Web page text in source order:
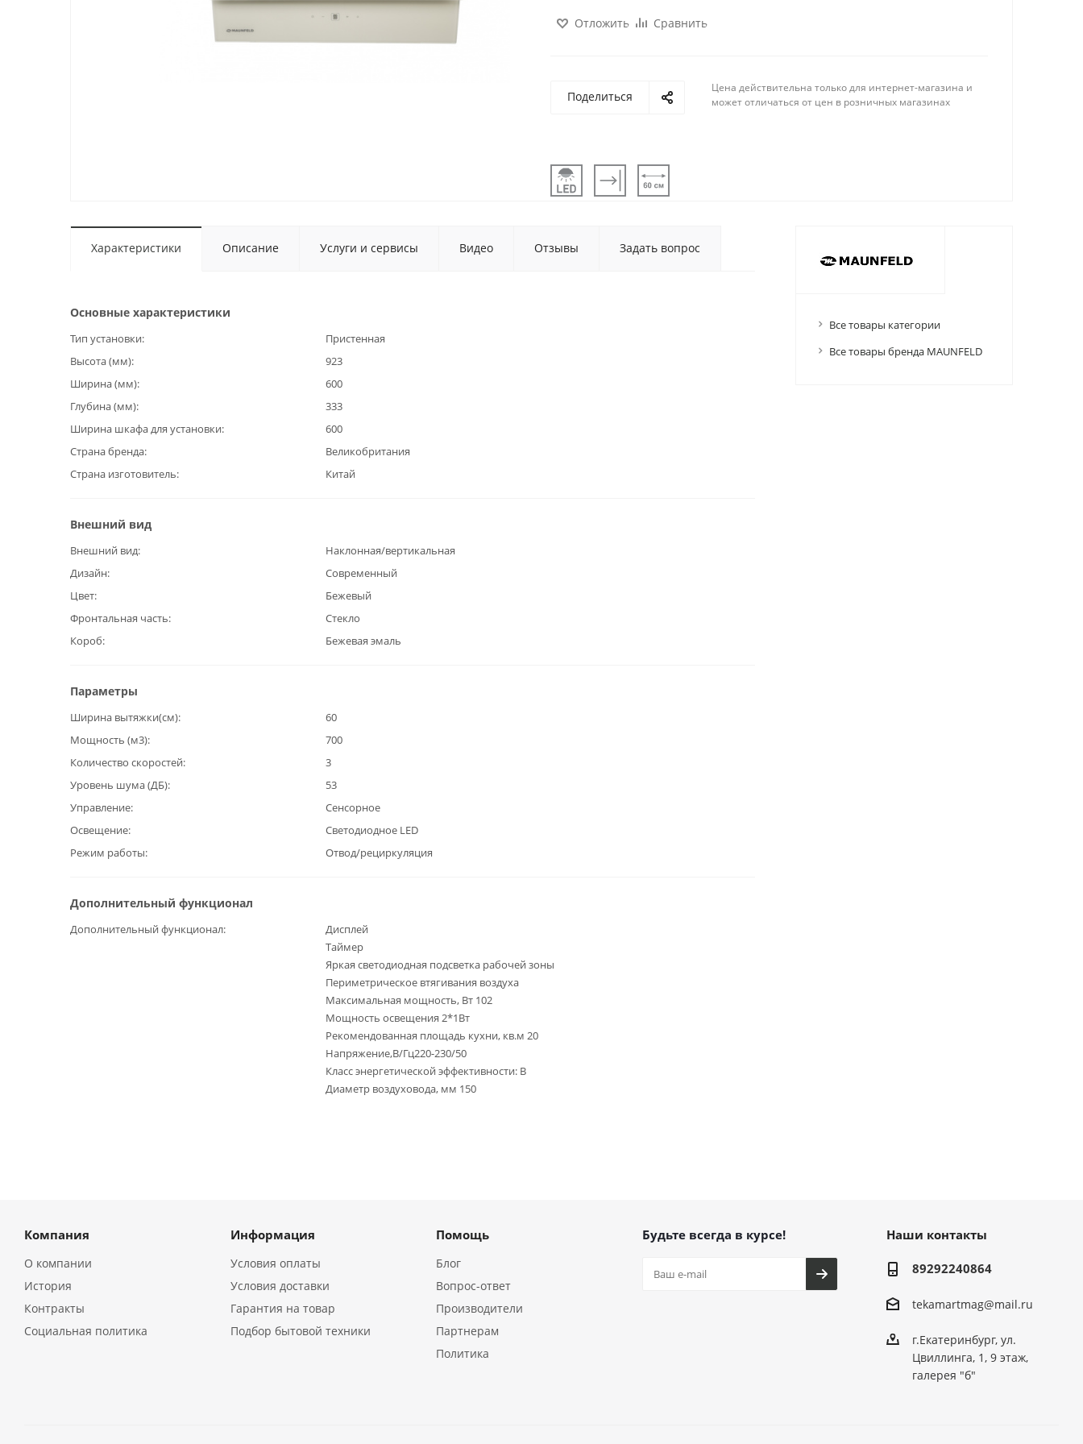
Отложить Сравнить
Поделиться
Цена действительна только для интернет-магазина и
может отличаться от цен в розничных магазинах
Характеристики Описание Услуги и сервисы Видео Отзывы Задать вопрос
Основные характеристики
Тип установки
Пристенная
Высота (мм)
923
Ширина (мм)
600
Глубина (мм)
333
Ширина шкафа для установки
600
Страна бренда
Великобритания
Страна изготовитель
Китай
Внешний вид
Внешний вид
Наклонная/вертикальная
Дизайн
Современный
Цвет
Бежевый
Фронтальная часть
Стекло
Короб
Бежевая эмаль
Параметры
Ширина вытяжки(см)
60
Мощность (м3)
700
Количество скоростей
3
Уровень шума (ДБ)
53
Управление
Сенсорное
Освещение
Светодиодное LED
Режим работы
Отвод/рециркуляция
Дополнительный функционал
Дополнительный функционал
Дисплей
Таймер
Яркая светодиодная подсветка рабочей зоны
Периметрическое втягивания воздуха
Максимальная мощность, Вт 102
Мощность освещения 2*1Вт
Рекомендованная площадь кухни, кв.м 20
Напряжение,В/Гц220-230/50
Класс энергетической эффективности: B
Диаметр воздуховода, мм 150
Все товары категории
Все товары бренда MAUNFELD
Компания
О компании
История
Контракты
Социальная политика
Информация
Условия оплаты
Условия доставки
Гарантия на товар
Подбор бытовой техники
Помощь
Блог
Вопрос-ответ
Производители
Партнерам
Политика
Будьте всегда в курсе! Наши контакты
89292240864
tekamartmag@mail.ru
г.Екатеринбург, ул.
Цвиллинга, 1, 9 этаж,
галерея "б"